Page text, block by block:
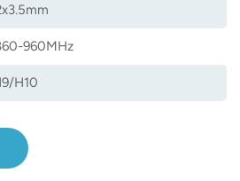
960MHz
H10